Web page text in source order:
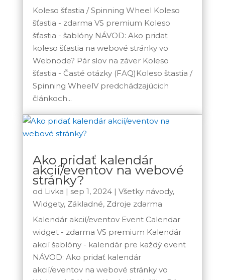
Koleso šťastia / Spinning Wheel Koleso
šťastia - zdarma VS premium Koleso
šťastia - šablóny NÁVOD: Ako pridať
koleso šťastia na webové stránky vo
Webnode? Pár slov na záver Koleso
šťastia - Časté otázky (FAQ)Koleso šťastia /
Spinning WheelV predchádzajúcich
článkoch...
Ako pridať kalendár
akcií/eventov na webové
stránky?
od Livka | sep 1, 2024| Všetky návody,
Widgety, Základné, Zdroje zdarma
Kalendár akcií/eventov Event Calendar
widget - zdarma VS premium Kalendár
akcií šablóny - kalendár pre každý event
NÁVOD: Ako pridať kalendár
akcií/eventov na webové stránky vo